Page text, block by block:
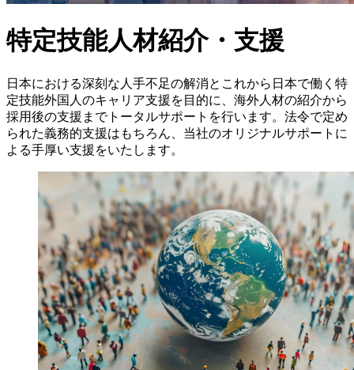
特定技能人材紹介・支援
日本における深刻な人手不足の解消とこれから日本で働く特
定技能外国人のキャリア支援を目的に、海外人材の紹介から
採用後の支援までトータルサポートを行います。法令で定め
られた義務的支援はもちろん、当社のオリジナルサポートに
よる手厚い支援をいたします。